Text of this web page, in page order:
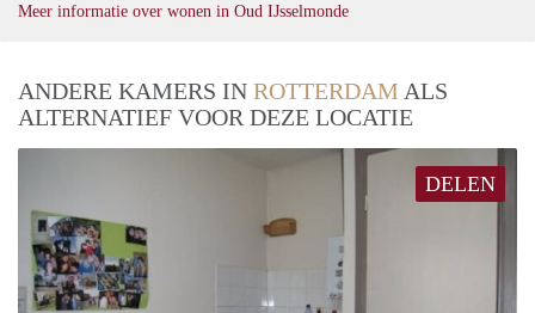
Meer informatie over wonen in Oud IJsselmonde
ANDERE KAMERS IN ROTTERDAM ALS
ALTERNATIEF VOOR DEZE LOCATIE
DELEN